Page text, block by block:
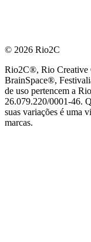
© 2026 Rio2C
Rio2C®, Rio Creative
BrainSpace®,
de uso pertencem a
26.079.220/0001-46.
suas variações é uma
marcas.